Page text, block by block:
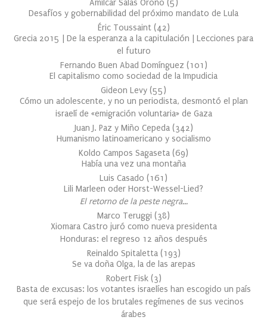
Amílcar Salas Oroño (5)
Desafíos y gobernabilidad del próximo mandato de Lula
Éric Toussaint (42)
Grecia 2015 | De la esperanza a la capitulación | Lecciones para
el futuro
Fernando Buen Abad Domínguez (101 )
El capitalismo como sociedad de la Impudicia
Gideon Levy (55)
Cómo un adolescente, y no un periodista, desmontó el plan
israelí de «emigración voluntaria» de Gaza
Juan J. Paz y Miño Cepeda (342)
Humanismo latinoamericano y socialismo
Koldo Campos Sagaseta (69)
Había una vez una montaña
Luis Casado (161 )
Lili Marleen oder Horst-Wessel-Lied?
El retorno de la peste negra…
Marco Teruggi (38)
Xiomara Castro juró como nueva presidenta
Honduras: el regreso 12 años después
Reinaldo Spitaletta (193)
Se va doña Olga, la de las arepas
Robert Fisk (3)
Basta de excusas: los votantes israelíes han escogido un país
que será espejo de los brutales regímenes de sus vecinos
árabes